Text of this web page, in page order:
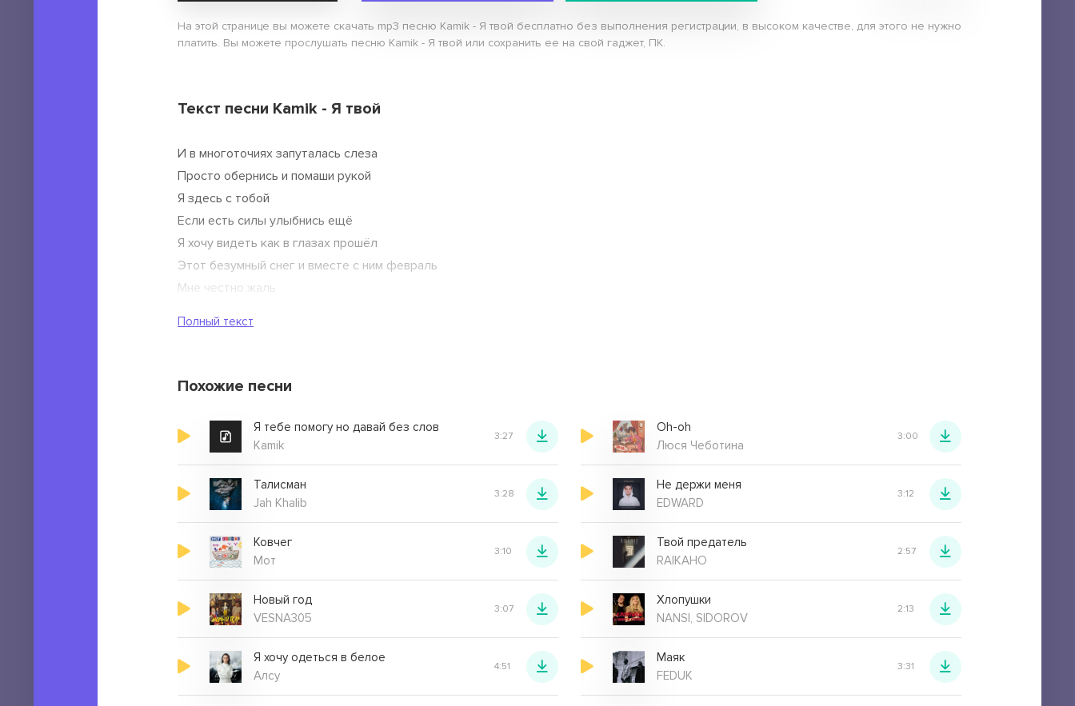
На этой странице вы можете скачать mp3 песню Kamik - Я твой бесплатно без выполнения регистрации, в высоком качестве, для этого не нужно
платить. Вы можете прослушать песню Kamik - Я твой или сохранить ее на свой гаджет, ПК.
Текст песни Kamik - Я твой
И в многоточиях запуталась слеза
Просто обернись и помаши рукой
Я здесь с тобой
Если есть силы улыбнись ещё
Я хочу видеть как в глазах прошёл
Этот безумный снег и вместе с ним февраль
Мне честно жаль
Полный текст
Похожие песни
Я тебе помогу но давай без слов
Kamik
3:27
Oh-oh
Люся Чеботина
3:00
Талисман
Jah Khalib
3:28
Не держи меня
EDWARD
3:12
Ковчег
Мот
3:10
Твой предатель
RAIKAHO
2:57
Новый год
VESNA305
3:07
Хлопушки
NANSI, SIDOROV
2:13
Я хочу одеться в белое
Алсу
4:51
Маяк
FEDUK
3:31